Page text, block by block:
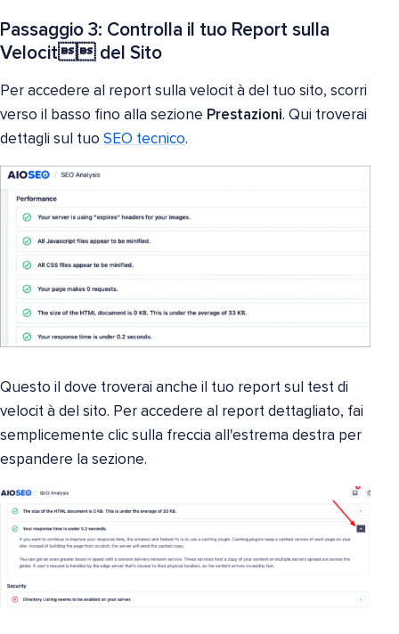
Passaggio 3: Controlla il tuo Report sulla
Velocit del Sito
Per accedere al report sulla velocit à del tuo sito, scorri
verso il basso fino alla sezione Prestazioni. Qui troverai
dettagli sul tuo SEO tecnico.
Questo il dove troverai anche il tuo report sul test di
velocit à del sito. Per accedere al report dettagliato, fai
semplicemente clic sulla freccia all'estrema destra per
espandere la sezione.